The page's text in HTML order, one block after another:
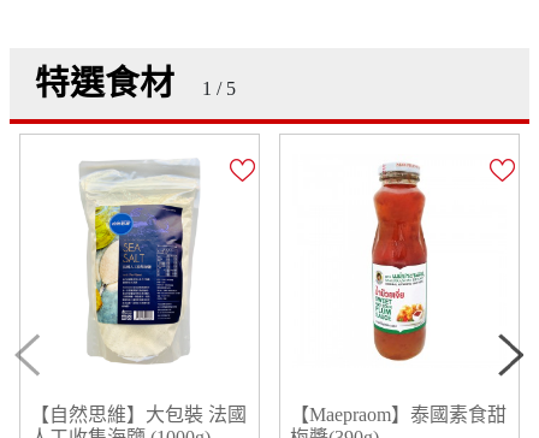
特選食材 1 / 5
【自然思維】大包裝 法國
【Maepraom】泰國素食甜